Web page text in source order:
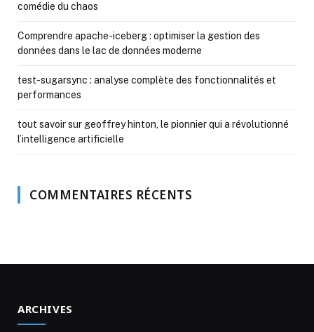
comédie du chaos
Comprendre apache-iceberg : optimiser la gestion des
données dans le lac de données moderne
test-sugarsync : analyse complète des fonctionnalités et
performances
tout savoir sur geoffrey hinton, le pionnier qui a révolutionné
l’intelligence artificielle
COMMENTAIRES RÉCENTS
ARCHIVES